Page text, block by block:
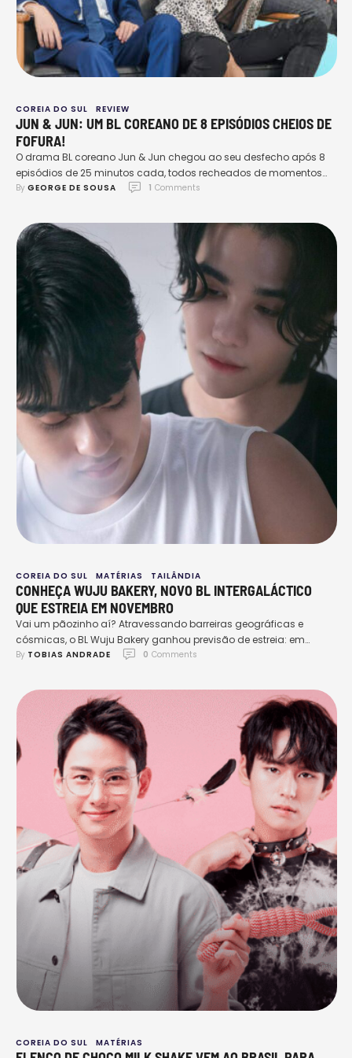
COREIA DO SUL REVIEW
JUN & JUN: UM BL COREANO DE 8 EPISÓDIOS CHEIOS DE
FOFURA!
O drama BL coreano Jun & Jun chegou ao seu desfecho após 8
episódios de 25 minutos cada, todos recheados de momentos
adoráveis. Lançada em 2023 e dirigida com maestria por Kim Eun
Jun, que se apaixonam após se reencontrarem. Vale também …
By GEORGE DE SOUSA 1 Comments
COREIA DO SUL MATÉRIAS TAILÂNDIA
CONHEÇA WUJU BAKERY, NOVO BL INTERGALÁCTICO
QUE ESTREIA EM NOVEMBRO
Vai um pãozinho aí? Atravessando barreiras geográficas e
cósmicas, o BL Wuju Bakery ganhou previsão de estreia: em
novembro, JeffBarcode e DionQ estarão prontos para adocicar
interplanetário em Wuju Bakery. Serão 8 emocionantes episódios
com 30 minutos de puro encanto e química entre um alienígena
By TOBIAS ANDRADE 0 Comments
COREIA DO SUL MATÉRIAS